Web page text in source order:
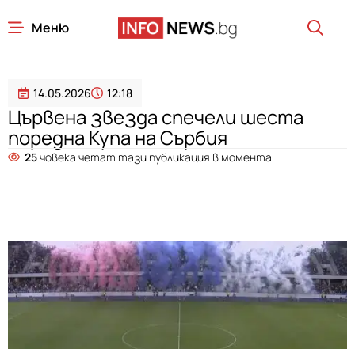
Меню
14.05.2026 12:18
Цървена звезда спечели шеста
поредна Купа на Сърбия
25човека четат тази публикация в момента